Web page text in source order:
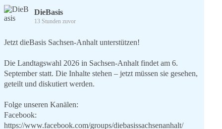
DieBasis
13 Stunden zuvor
Jetzt dieBasis Sachsen-Anhalt unterstützen!
Die Landtagswahl 2026 in Sachsen-Anhalt findet am 6.
September statt. Die Inhalte stehen – jetzt müssen sie gesehen,
geteilt und diskutiert werden.
Folge unseren Kanälen:
Facebook:
https://www.facebook.com/groups/diebasissachsenanhalt/